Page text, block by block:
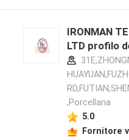
IRONMAN
LTD profilo
,Porcellana
5.0
Fornitore